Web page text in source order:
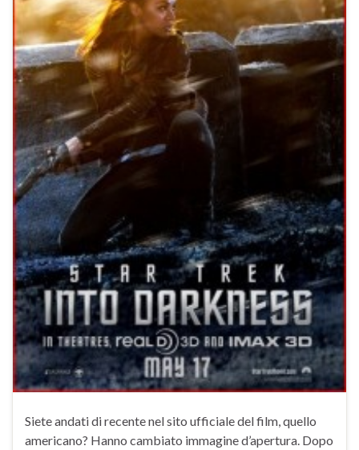
Siete andati di recente nel sito ufficiale del film, quello
americano? Hanno cambiato immagine d’apertura. Dopo